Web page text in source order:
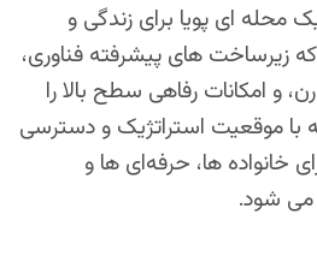
ای پویا برای زندگی و
زیرساخت‌ های پیشرفته فناوری،
و امکانات رفاهی سطح بالا را
با موقعیت استراتژیک و دسترسی
خانواده‌ ها، حرفه‌ای‌ ها و
می‌ شود.